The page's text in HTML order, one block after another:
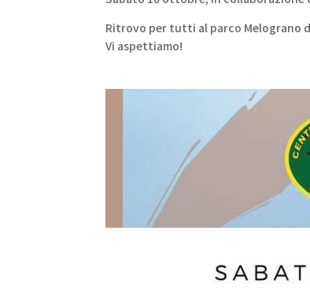
Ritrovo per tutti al parco Melograno
Vi aspettiamo!